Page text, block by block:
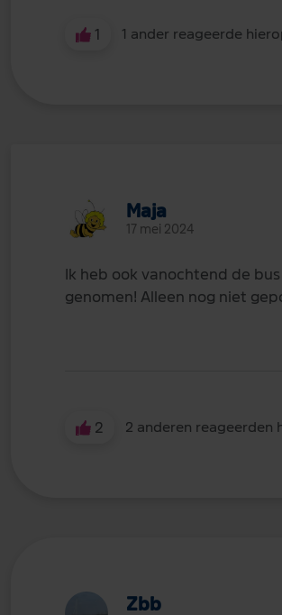
1 1 ander reageerde
Maja
17 mei 2024
Ik heb ook vanochtend de bus
genomen! Alleen nog niet
2 2 anderen reageerden
Zbb